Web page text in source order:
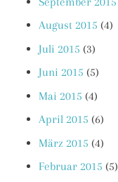
August 2015 (4)
Juli 2015 (3)
Juni 2015 (5)
Mai 2015 (4)
April 2015 (6)
März 2015 (4)
Februar 2015 (5)